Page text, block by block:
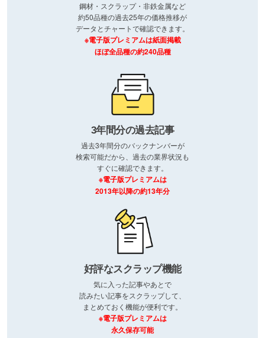
鋼材・スクラップ・非鉄金属など
約50品種の過去25年の価格推移が
データとチャートで確認できます。
※電子版プレミアムは紙面掲載
ほぼ全品種の約240品種
3年間分の過去記事
過去3年間分のバックナンバーが
検索可能だから、過去の業界状況も
すぐに確認できます。
※電子版プレミアムは
2013年以降の約13年分
好評なスクラップ機能
気に入った記事やあとで
読みたい記事をスクラップして、
まとめておく機能が便利です。
※電子版プレミアムは
永久保存可能